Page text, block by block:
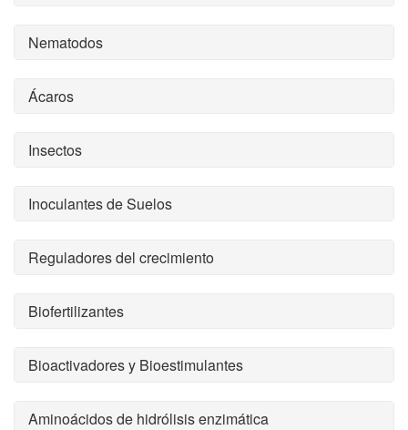
Nematodos
Ácaros
Insectos
Inoculantes de Suelos
Reguladores del crecimiento
Biofertilizantes
Bioactivadores y Bioestimulantes
Aminoácidos de hidrólisis enzimática